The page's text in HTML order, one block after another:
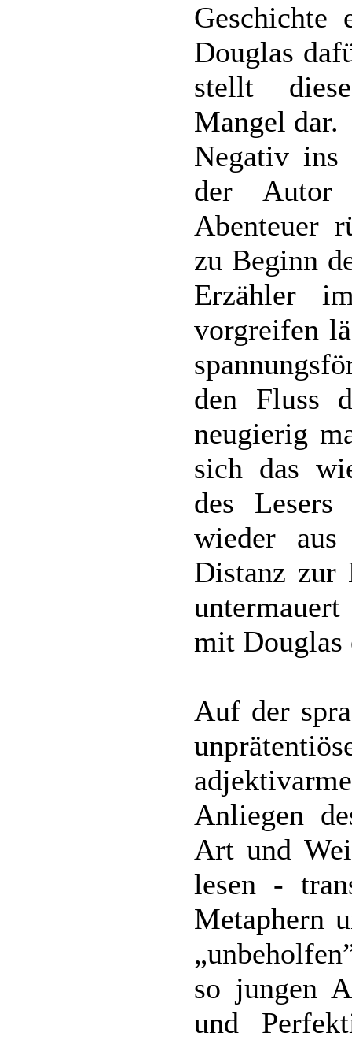
Geschichte
Douglas
stellt
Mangel dar.
Negativ ins
der Autor
Abenteuer
zu Beginn
Erzähler
vorgreifen
den Fluss
neugierig
sich das
des
wieder
Distanz zur
mit Douglas
Auf der
Anliegen
Art und
lesen -
Metaphern
so jungen
und